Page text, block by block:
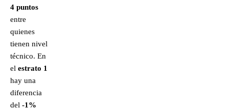
4 puntos
entre
quienes
tienen nivel
técnico. En
el estrato 1
hay una
diferencia
del -1%